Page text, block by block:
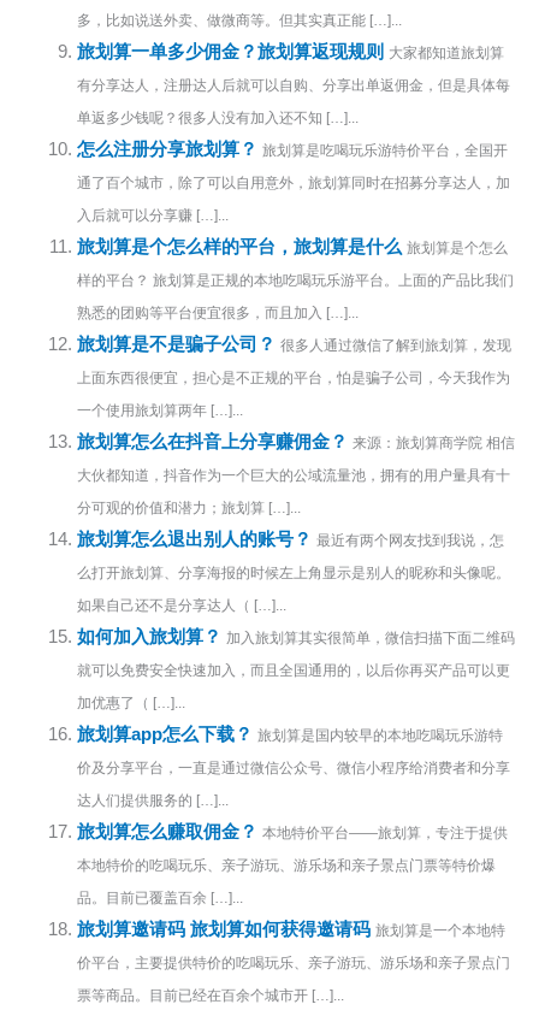
多，比如说送外卖、做微商等。但其实真正能 […]...
旅划算一单多少佣金？旅划算返现规则 大家都知道旅划算
有分享达人，注册达人后就可以自购、分享出单返佣金，但是具体每
单返多少钱呢？很多人没有加入还不知 […]...
怎么注册分享旅划算？ 旅划算是吃喝玩乐游特价平台，全国开
通了百个城市，除了可以自用意外，旅划算同时在招募分享达人，加
入后就可以分享赚 […]...
旅划算是个怎么样的平台，旅划算是什么 旅划算是个怎么
样的平台？ 旅划算是正规的本地吃喝玩乐游平台。上面的产品比我们
熟悉的团购等平台便宜很多，而且加入 […]...
旅划算是不是骗子公司？ 很多人通过微信了解到旅划算，发现
上面东西很便宜，担心是不正规的平台，怕是骗子公司，今天我作为
一个使用旅划算两年 […]...
旅划算怎么在抖音上分享赚佣金？ 来源：旅划算商学院 相信
大伙都知道，抖音作为一个巨大的公域流量池，拥有的用户量具有十
分可观的价值和潜力；旅划算 […]...
旅划算怎么退出别人的账号？ 最近有两个网友找到我说，怎
么打开旅划算、分享海报的时候左上角显示是别人的昵称和头像呢。
如果自己还不是分享达人（ […]...
如何加入旅划算？ 加入旅划算其实很简单，微信扫描下面二维码
就可以免费安全快速加入，而且全国通用的，以后你再买产品可以更
加优惠了（ […]...
旅划算app怎么下载？ 旅划算是国内较早的本地吃喝玩乐游特
价及分享平台，一直是通过微信公众号、微信小程序给消费者和分享
达人们提供服务的 […]...
旅划算怎么赚取佣金？ 本地特价平台——旅划算，专注于提供
本地特价的吃喝玩乐、亲子游玩、游乐场和亲子景点门票等特价爆
品。目前已覆盖百余 […]...
旅划算邀请码 旅划算如何获得邀请码 旅划算是一个本地特
价平台，主要提供特价的吃喝玩乐、亲子游玩、游乐场和亲子景点门
票等商品。目前已经在百余个城市开 […]...